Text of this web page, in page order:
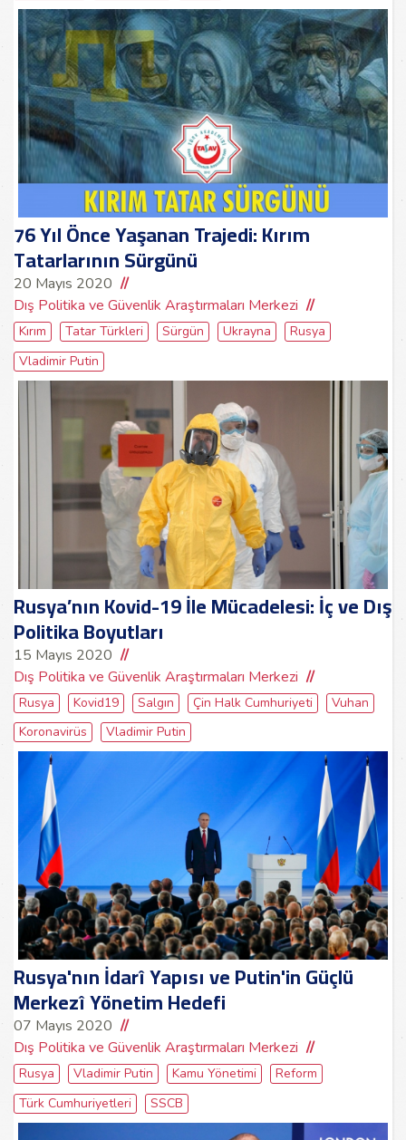
76 Yıl Önce Yaşanan Trajedi: Kırım
Tatarlarının Sürgünü
20 Mayıs 2020
Dış Politika ve Güvenlik Araştırmaları Merkezi
Kırım Tatar Türkleri Sürgün Ukrayna
Rusya
Vladimir Putin
Rusya’nın Kovid-19 İle Mücadelesi: İç ve Dış
Politika Boyutları
15 Mayıs 2020
Dış Politika ve Güvenlik Araştırmaları Merkezi
Rusya Kovid19 Salgın Çin Halk Cumhuriyeti
Vuhan
Koronavirüs
Vladimir Putin
Rusya'nın İdarî Yapısı ve Putin'in Güçlü
Merkezî Yönetim Hedefi
07 Mayıs 2020
Dış Politika ve Güvenlik Araştırmaları Merkezi
Rusya Vladimir Putin Kamu Yönetimi
Reform
Türk Cumhuriyetleri
SSCB